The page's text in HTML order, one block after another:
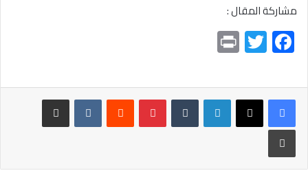
مشاركة المقال :
F
ac
e
b
o
ok
T
wi
tt
er
t
لينكدإن بينتيريست
مشاركة عبر البريد
طباعة